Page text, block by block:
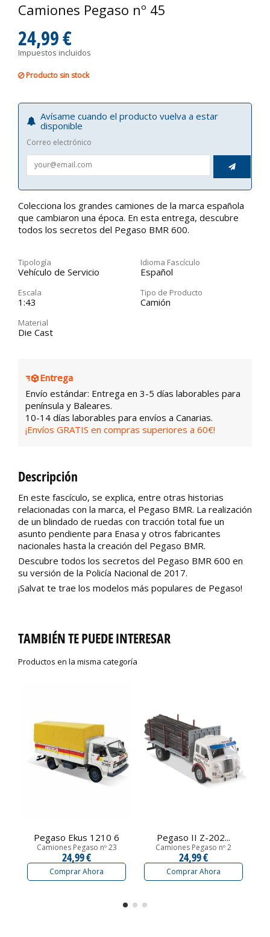
Camiones Pegaso nº 45
24,99 €
Impuestos incluidos
Producto sin stock
Avísame cuando el producto vuelva a estar
disponible
Correo electrónico

Colecciona los grandes camiones de la marca española
que cambiaron una época. En esta entrega, descubre
todos los secretos del Pegaso BMR 600.
Tipología
Vehículo de Servicio
Idioma Fascículo
Español
Escala
1:43
Tipo de Producto
Camión
Material
Die Cast
Entrega
Envío estándar: Entrega en 3-5 días laborables para
península y Baleares.
10-14 días laborables para envíos a Canarias.
¡Envíos GRATIS en compras superiores a 60€!
Descripción
En este fascículo, se explica, entre otras historias
relacionadas con la marca, el Pegaso BMR. La realización
de un blindado de ruedas con tracción total fue un
asunto pendiente para Enasa y otros fabricantes
nacionales hasta la creación del Pegaso BMR.
Descubre todos los secretos del Pegaso BMR 600 en
su versión de la Policía Nacional de 2017.
¡Salvat te trae los modelos más populares de Pegaso!
TAMBIÉN TE PUEDE INTERESAR
Productos en la misma categoría
Pegaso Ekus 1210 6
Camiones Pegaso nº 23
24,99 €
Comprar Ahora
Pegaso II Z-202...
Camiones Pegaso nº 2
24,99 €
Comprar Ahora